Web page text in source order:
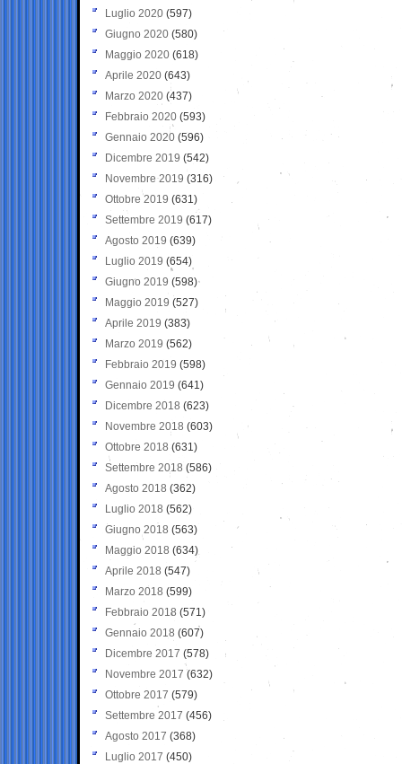
Luglio 2020 (597)
Giugno 2020 (580)
Maggio 2020 (618)
Aprile 2020 (643)
Marzo 2020 (437)
Febbraio 2020 (593)
Gennaio 2020 (596)
Dicembre 2019 (542)
Novembre 2019 (316)
Ottobre 2019 (631)
Settembre 2019 (617)
Agosto 2019 (639)
Luglio 2019 (654)
Giugno 2019 (598)
Maggio 2019 (527)
Aprile 2019 (383)
Marzo 2019 (562)
Febbraio 2019 (598)
Gennaio 2019 (641)
Dicembre 2018 (623)
Novembre 2018 (603)
Ottobre 2018 (631)
Settembre 2018 (586)
Agosto 2018 (362)
Luglio 2018 (562)
Giugno 2018 (563)
Maggio 2018 (634)
Aprile 2018 (547)
Marzo 2018 (599)
Febbraio 2018 (571)
Gennaio 2018 (607)
Dicembre 2017 (578)
Novembre 2017 (632)
Ottobre 2017 (579)
Settembre 2017 (456)
Agosto 2017 (368)
Luglio 2017 (450)